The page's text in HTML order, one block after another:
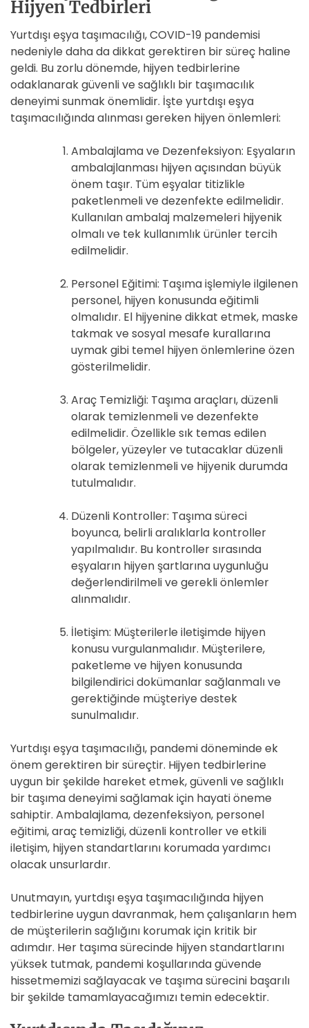
Hijyen Tedbirleri
Yurtdışı eşya taşımacılığı, COVID-19 pandemisi
nedeniyle daha da dikkat gerektiren bir süreç haline
geldi. Bu zorlu dönemde, hijyen tedbirlerine
odaklanarak güvenli ve sağlıklı bir taşımacılık
deneyimi sunmak önemlidir. İşte yurtdışı eşya
taşımacılığında alınması gereken hijyen önlemleri:
Ambalajlama ve Dezenfeksiyon: Eşyaların
ambalajlanması hijyen açısından büyük
önem taşır. Tüm eşyalar titizlikle
paketlenmeli ve dezenfekte edilmelidir.
Kullanılan ambalaj malzemeleri hijyenik
olmalı ve tek kullanımlık ürünler tercih
edilmelidir.
Personel Eğitimi: Taşıma işlemiyle ilgilenen
personel, hijyen konusunda eğitimli
olmalıdır. El hijyenine dikkat etmek, maske
takmak ve sosyal mesafe kurallarına
uymak gibi temel hijyen önlemlerine özen
gösterilmelidir.
Araç Temizliği: Taşıma araçları, düzenli
olarak temizlenmeli ve dezenfekte
edilmelidir. Özellikle sık temas edilen
bölgeler, yüzeyler ve tutacaklar düzenli
olarak temizlenmeli ve hijyenik durumda
tutulmalıdır.
Düzenli Kontroller: Taşıma süreci
boyunca, belirli aralıklarla kontroller
yapılmalıdır. Bu kontroller sırasında
eşyaların hijyen şartlarına uygunluğu
değerlendirilmeli ve gerekli önlemler
alınmalıdır.
İletişim: Müşterilerle iletişimde hijyen
konusu vurgulanmalıdır. Müşterilere,
paketleme ve hijyen konusunda
bilgilendirici dokümanlar sağlanmalı ve
gerektiğinde müşteriye destek
sunulmalıdır.
Yurtdışı eşya taşımacılığı, pandemi döneminde ek
önem gerektiren bir süreçtir. Hijyen tedbirlerine
uygun bir şekilde hareket etmek, güvenli ve sağlıklı
bir taşıma deneyimi sağlamak için hayati öneme
sahiptir. Ambalajlama, dezenfeksiyon, personel
eğitimi, araç temizliği, düzenli kontroller ve etkili
iletişim, hijyen standartlarını korumada yardımcı
olacak unsurlardır.
Unutmayın, yurtdışı eşya taşımacılığında hijyen
tedbirlerine uygun davranmak, hem çalışanların hem
de müşterilerin sağlığını korumak için kritik bir
adımdır. Her taşıma sürecinde hijyen standartlarını
yüksek tutmak, pandemi koşullarında güvende
hissetmemizi sağlayacak ve taşıma sürecini başarılı
bir şekilde tamamlayacağımızı temin edecektir.